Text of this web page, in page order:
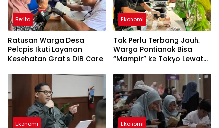
Berita
Ratusan Warga Desa
Pelapis Ikuti Layanan
Kesehatan Gratis DIB Care
Ekonomi
Tak Perlu Terbang Jauh,
Warga Pontianak Bisa
“Mampir” ke Tokyo Lewat
Ekonomi Ekonomi